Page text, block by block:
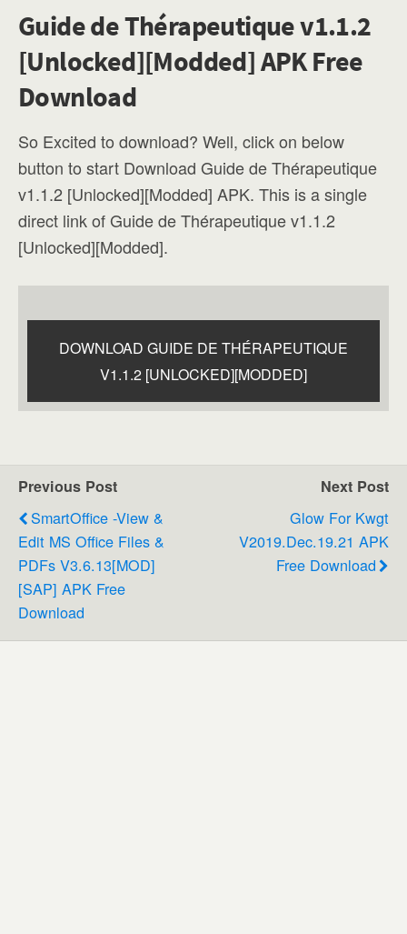
Guide de Thérapeutique v1.1.2
[Unlocked][Modded] APK Free
Download
So Excited to download? Well, click on below
button to start Download Guide de Thérapeutique
v1.1.2 [Unlocked][Modded] APK. This is a single
direct link of Guide de Thérapeutique v1.1.2
[Unlocked][Modded].
DOWNLOAD GUIDE DE THÉRAPEUTIQUE
V1.1.2 [UNLOCKED][MODDED]
Previous Post
SmartOffice -View &
Edit MS Office Files &
PDFs V3.6.13[MOD]
[SAP] APK Free
Download
Next Post
Glow For Kwgt
V2019.Dec.19.21 APK
Free Download